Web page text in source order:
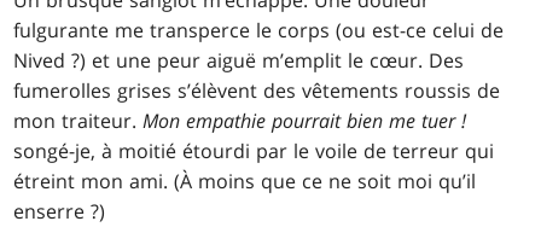
fulgurante me transperce le corps (ou est-ce celui de
Nived ?) et une peur aiguë m’emplit le cœur. Des
fumerolles grises s’élèvent des vêtements roussis de
mon traiteur.Mon empathie pourrait bien me tuer !
songé-je, à moitié étourdi par le voile de terreur qui
étreint mon ami. (À moins que ce ne soit moi qu’il
enserre ?)